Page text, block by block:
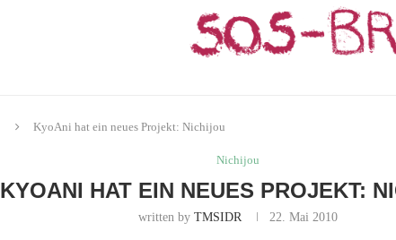
KyoAni hat ein neues Projekt: Nichijou
Nichijou
KYOANI HAT EIN NEUES PROJEKT:
written by TMSIDR 22. Mai 2010